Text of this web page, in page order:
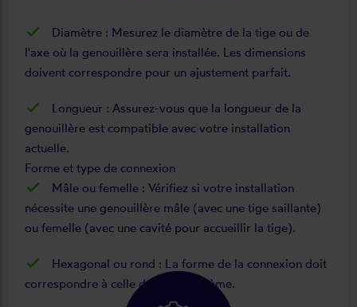
Diamètre : Mesurez le diamètre de la tige ou de
l'axe où la genouillère sera installée. Les dimensions
doivent correspondre pour un ajustement parfait.
Longueur : Assurez-vous que la longueur de la
genouillère est compatible avec votre installation
actuelle.
Forme et type de connexion
Mâle ou femelle : Vérifiez si votre installation
nécessite une genouillère mâle (avec une tige saillante)
ou femelle (avec une cavité pour accueillir la tige).
Hexagonal ou rond : La forme de la connexion doit
correspondre à celle de votre système.